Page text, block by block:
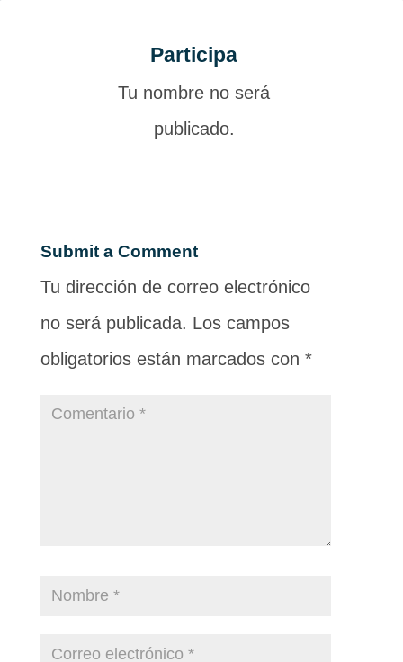
Participa
Tu nombre no será
publicado.
Submit a Comment
Tu dirección de correo electrónico
no será publicada. Los campos
obligatorios están marcados con *